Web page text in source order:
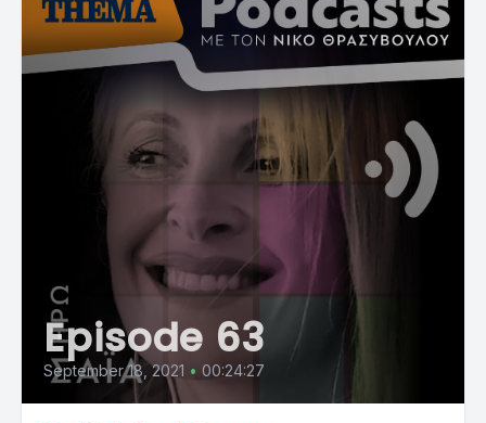
Episode 63
September 18, 2021 • 00:24:27